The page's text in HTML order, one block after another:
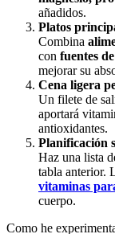
añadidos.
Platos
Combina
con fuentes
mejorar su
Cena ligera
Un filete de
aportará
antioxidantes.
Planificación
Haz una lista
tabla anterior.
vitaminas
cuerpo.
Como he